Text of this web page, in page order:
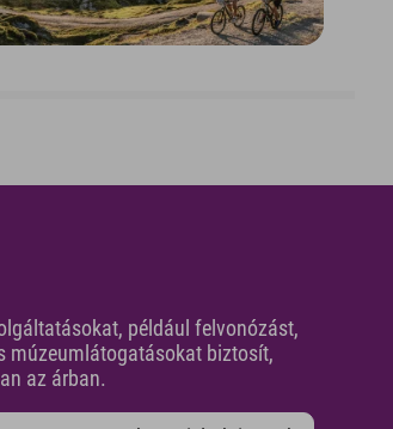
például felvonózást,
múzeumlátogatásokat biztosít,
az árban.